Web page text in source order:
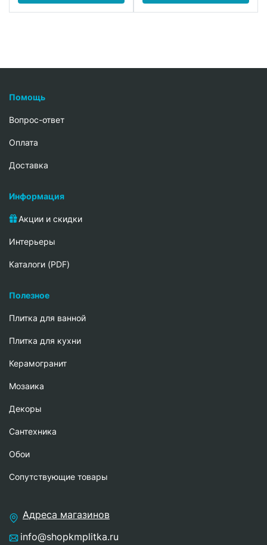
Помощь
Вопрос-ответ
Oплата
Доставка
Информация
Акции и скидки
Интерьеры
Каталоги (PDF)
Полезное
Плитка для ванной
Плитка для кухни
Керамогранит
Мозаика
Декоры
Сантехника
Обои
Сопутствующие товары
Адреса магазинов
info@shopkmplitka.ru